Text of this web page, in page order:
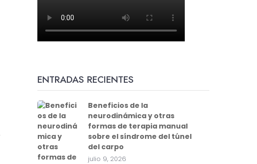
ENTRADAS RECIENTES
Beneficios de la
neurodinámica y otras
formas de terapia manual
sobre el síndrome del túnel
del carpo
julio 9, 2026